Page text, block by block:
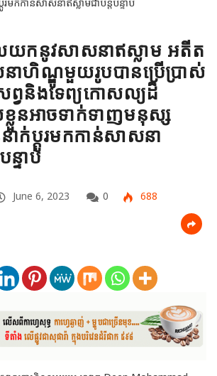
កនូវសាសនាឥស្លាម អតីត
ាហិណ្ឌូមួយរូបបានប្រើប្រាស់
វនិងទេព្យកោសល្យដ៏
លួនអាចទាក់ទាញមនុស្ស
ក់ប្តូរមកកាន់សាសនា
ន្ទាប់
June 6, 2023 0
688